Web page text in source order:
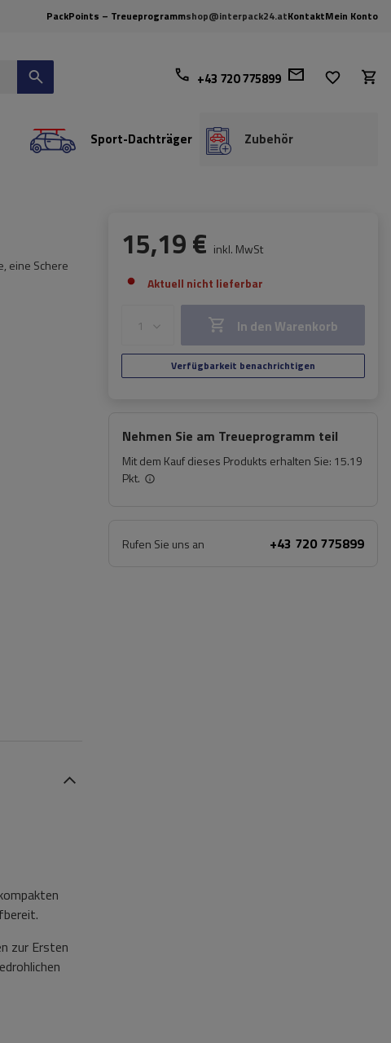
PackPoints – Treueprogrammshop@interpack24.atKontaktMein Konto
+43 720 775899
Sport-Dachträger Zubehör
eine Schere
15,19 € inkl. MwSt
Aktuell nicht lieferbar
In den Warenkorb
Verfügbarkeit benachrichtigen
Nehmen Sie am Treueprogramm teil
Mit dem Kauf dieses Produkts erhalten Sie: 15.19
Pkt.
Rufen Sie uns an +43 720 775899
zur Ersten